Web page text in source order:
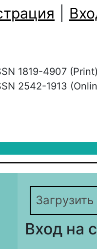
1819-4907 (Print)
2542-1913
Вход на